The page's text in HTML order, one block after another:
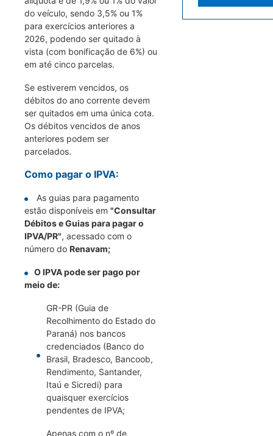
do veículo, sendo 3,5% ou 1%
para exercícios anteriores a
2026, podendo ser quitado à
vista (com bonificação de 6%) ou
em até cinco parcelas.
Se estiverem vencidos, os
débitos do ano corrente devem
ser quitados em uma única cota.
Os débitos vencidos de anos
anteriores podem ser
parcelados.
Como pagar o IPVA:
As guias para pagamento
estão disponíveis em "Consultar
Débitos e Guias para pagar o
IPVA/PR", acessado com o
número do Renavam;
O IPVA pode ser pago por
meio de:
GR-PR (Guia de
Recolhimento do Estado do
Paraná) nos bancos
credenciados (Banco do
Brasil, Bradesco, Bancoob,
Rendimento, Santander,
Itaú e Sicredi) para
quaisquer exercícios
pendentes de IPVA;
Apenas com o nº de